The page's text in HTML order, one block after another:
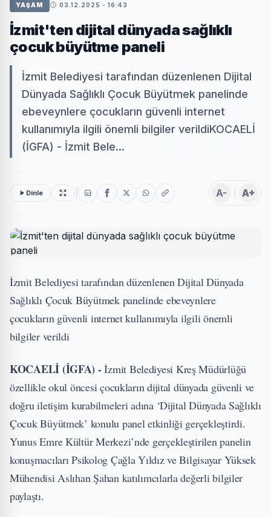
YAŞAM 03.12.2025 - 16:43
İzmit'ten dijital dünyada sağlıklı
çocuk büyütme paneli
İzmit Belediyesi tarafından düzenlenen Dijital
Dünyada Sağlıklı Çocuk Büyütmek panelinde
ebeveynlere çocukların güvenli internet
kullanımıyla ilgili önemli bilgiler verildiKOCAELİ
(İGFA) - İzmit Bele...
Dinle A- A+
İzmit Belediyesi tarafından düzenlenen Dijital Dünyada
Sağlıklı Çocuk Büyütmek panelinde ebeveynlere
çocukların güvenli internet kullanımıyla ilgili önemli
bilgiler verildi
KOCAELİ (İGFA) -İzmit Belediyesi Kreş Müdürlüğü
özellikle okul öncesi çocukların dijital dünyada güvenli ve
doğru iletişim kurabilmeleri adına ‘Dijital Dünyada Sağlıklı
Çocuk Büyütmek’ konulu panel etkinliği gerçekleştirdi.
Yunus Emre Kültür Merkezi’nde gerçekleştirilen panelin
konuşmacıları Psikolog Çağla Yıldız ve Bilgisayar Yüksek
Mühendisi Aslıhan Şahan katılımcılarla değerli bilgiler
paylaştı.